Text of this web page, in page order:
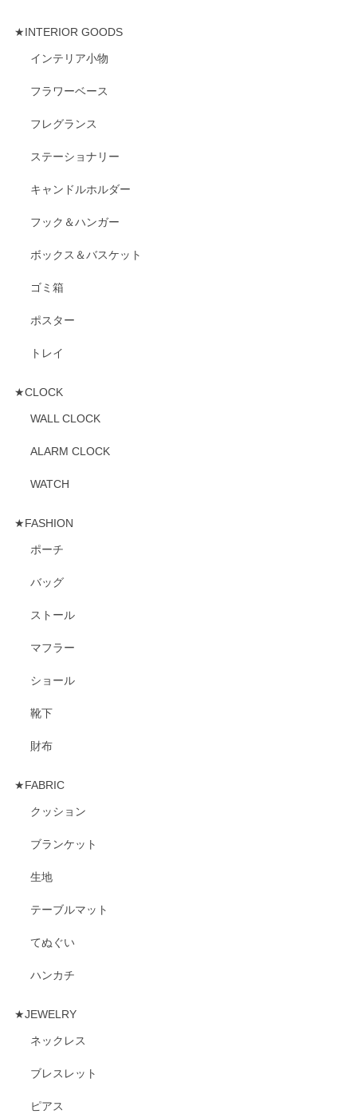
★INTERIOR GOODS
インテリア小物
フラワーベース
フレグランス
ステーショナリー
キャンドルホルダー
フック＆ハンガー
ボックス＆バスケット
ゴミ箱
ポスター
トレイ
★CLOCK
WALL CLOCK
ALARM CLOCK
WATCH
★FASHION
ポーチ
バッグ
ストール
マフラー
ショール
靴下
財布
★FABRIC
クッション
ブランケット
生地
テーブルマット
てぬぐい
ハンカチ
★JEWELRY
ネックレス
ブレスレット
ピアス